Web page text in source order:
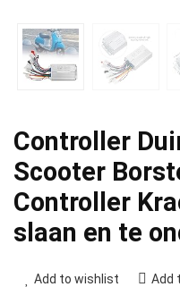
Controller
Scooter
Controller
slaan en te
Add to wishlist Add